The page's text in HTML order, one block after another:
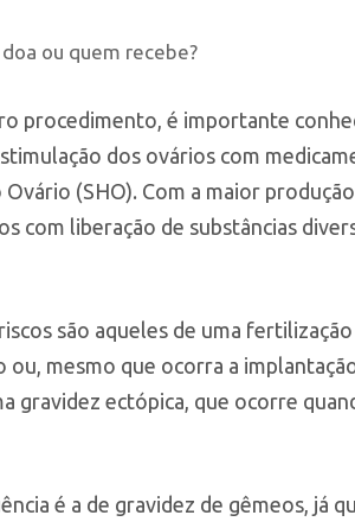
ou quem recebe?
procedimento, é importante
dos ovários com
(SHO). Com a maior
com liberação de substâncias
são aqueles de uma
ou, mesmo que ocorra a
gravidez ectópica, que ocorre
é a de gravidez de gêmeos, já